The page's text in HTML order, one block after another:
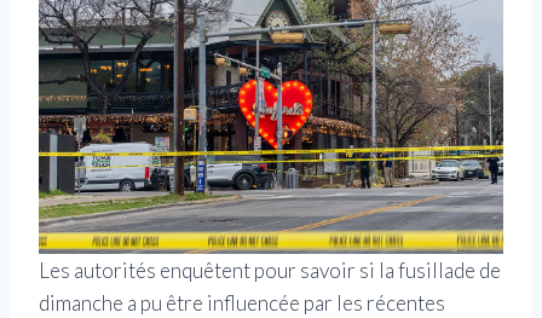
Les autorités enquêtent pour savoir si la fusillade de
dimanche a pu être influencée par les récentes